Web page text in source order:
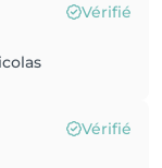
Vérifié
Vérifié